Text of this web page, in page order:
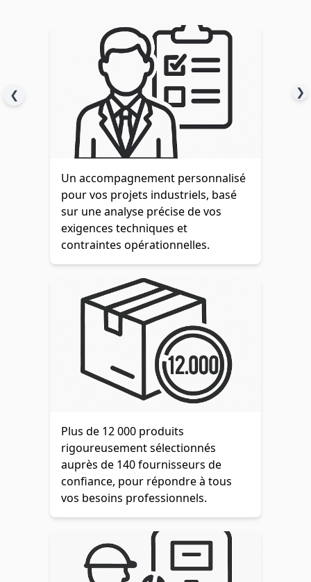
❮ ❯
Un accompagnement personnalisé
pour vos projets industriels, basé
sur une analyse précise de vos
exigences techniques et
contraintes opérationnelles.
Plus de 12 000 produits
rigoureusement sélectionnés
auprès de 140 fournisseurs de
confiance, pour répondre à tous
vos besoins professionnels.